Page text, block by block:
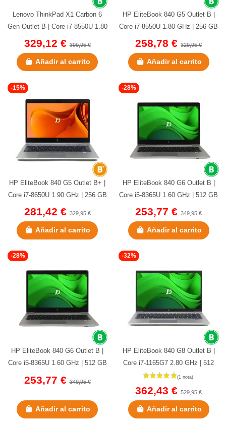
Lenovo ThinkPad X1 Carbon 6
Gen Outlet B | Core i7-8550U 1.80
GHz | 256 GB NVMe | 8 GB...
329,12 €399,95 €
Añadir al carrito
HP EliteBook 840 G5 Outlet B |
Core i7-8550U 1.80 GHz | 256 GB
NVMe | 16 GB DDR4 | 14"...
258,78 €329,95 €
Añadir al carrito
-15%
HP EliteBook 840 G5 Outlet B+ |
Core i7-8650U 1.90 GHz | 256 GB
NVMe | 16 GB DDR4 | 14"...
281,42 €329,95 €
Añadir al carrito
-28%
HP EliteBook 840 G6 Outlet B |
Core i5-8365U 1.60 GHz | 512 GB
NVMe | 16 GB DDR4 | 14"...
253,77 €349,95 €
Añadir al carrito
-28%
HP EliteBook 840 G6 Outlet B |
Core i5-8365U 1.60 GHz | 512 GB
NVMe | 16 GB DDR4 | 14"...
253,77 €349,95 €
Añadir al carrito
-32%
HP EliteBook 840 G8 Outlet B |
Core i7-1165G7 2.80 GHz | 512
GB NVMe | 16 GB DDR4 | 14"...
362,43 €529,95 €
Añadir al carrito